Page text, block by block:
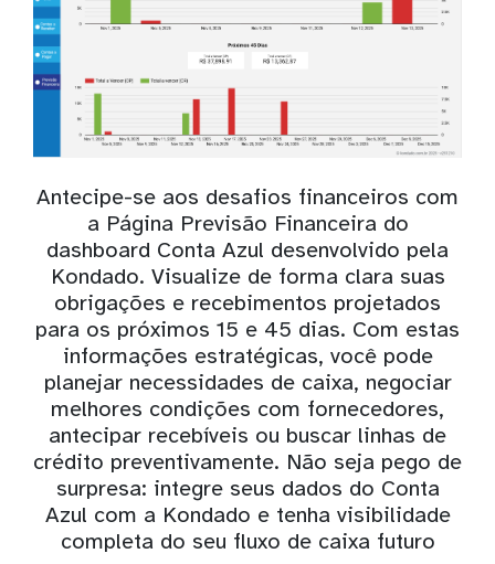
Antecipe-se aos desafios financeiros com
a Página Previsão Financeira do
dashboard Conta Azul desenvolvido pela
Kondado. Visualize de forma clara suas
obrigações e recebimentos projetados
para os próximos 15 e 45 dias. Com estas
informações estratégicas, você pode
planejar necessidades de caixa, negociar
melhores condições com fornecedores,
antecipar recebíveis ou buscar linhas de
crédito preventivamente. Não seja pego de
surpresa: integre seus dados do Conta
Azul com a Kondado e tenha visibilidade
completa do seu fluxo de caixa futuro